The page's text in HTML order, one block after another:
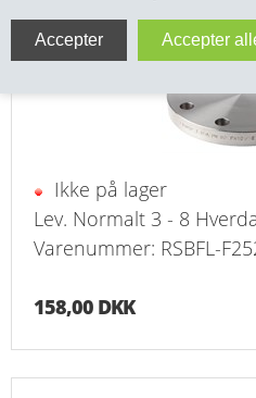
VA FITTINGS & VENTILER
VARME & TILBEHØR
ENTREPENØRARBEJDE- &
VÆRKTØJ
BEFÆSTIGELSE
BESPÆNDING, GUMMIDELE
BEARBEJDNING, MONTAGE &
Blindflange DN10 Rustfri
Ikke på lager
Lev. Normalt 3 - 8
Varenummer: RSBFL-
158,00 DKK